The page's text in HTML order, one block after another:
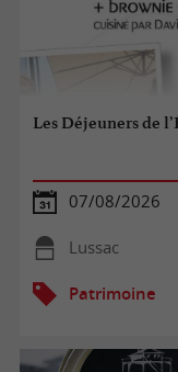
Les Déjeuners de
07/08/2026
Lussac
Patrimoine